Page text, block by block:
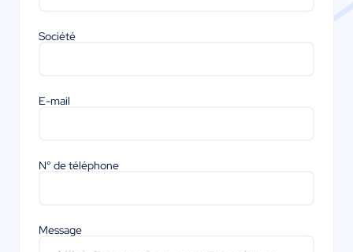
Société
E-mail
N° de téléphone
Message